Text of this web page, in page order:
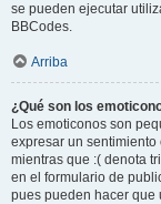
se pueden ejecutar
BBCodes.
Arriba
¿Qué son los
Los emoticonos son
expresar un
mientras que :( denota
en el formulario de
pues pueden hacer que